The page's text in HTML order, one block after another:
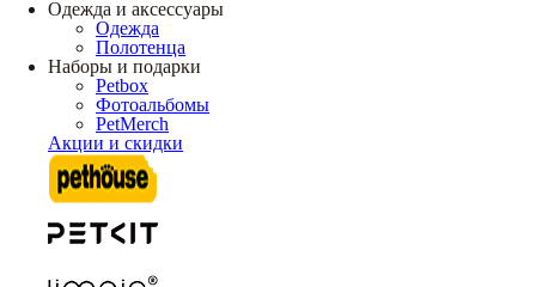
Одежда и аксессуары
Одежда
Полотенца
Наборы и подарки
Petbox
Фотоальбомы
PetMerch
Акции и скидки